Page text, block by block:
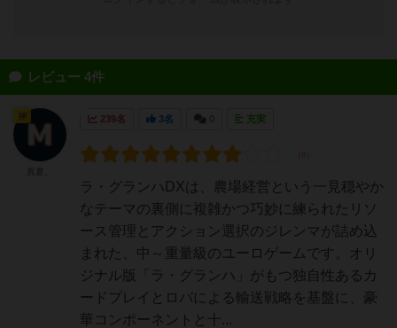
レビュー 4件
239名 3名 充実
ラ・グランハDXは、農場経営という一見穏やか
なテーマの裏側に複雑かつ巧妙に練られたリソ
ース管理とアクション選択のジレンマが詰め込
まれた、中～重量級のユーロゲームです。オリ
ジナル版「ラ・グランハ」がもつ独自性あるカ
ードプレイとロバによる輸送戦略を基盤に、豪
華コンポーネントと十...
神